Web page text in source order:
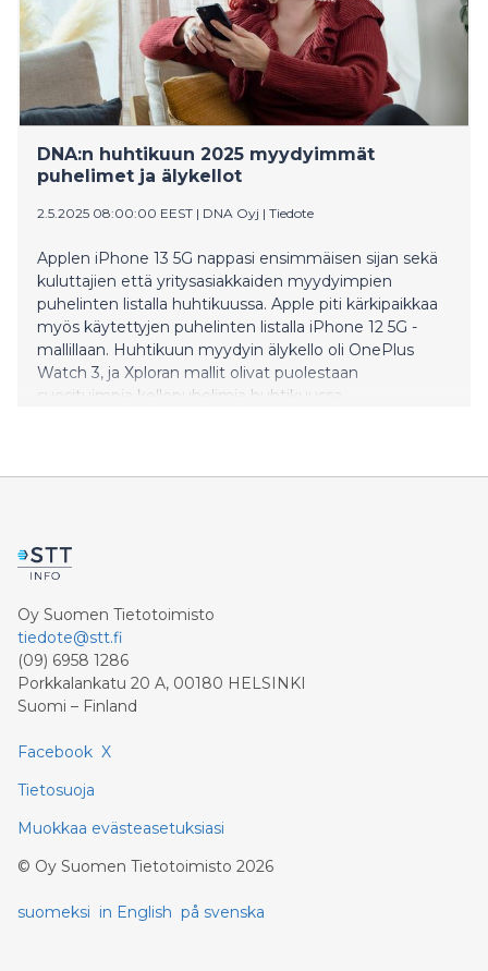
DNA:n huhtikuun 2025 myydyimmät
puhelimet ja älykellot
2.5.2025 08:00:00 EEST | DNA Oyj | Tiedote
Applen iPhone 13 5G nappasi ensimmäisen sijan sekä
kuluttajien että yritysasiakkaiden myydyimpien
puhelinten listalla huhtikuussa. Apple piti kärkipaikkaa
myös käytettyjen puhelinten listalla iPhone 12 5G -
mallillaan. Huhtikuun myydyin älykello oli OnePlus
Watch 3, ja Xploran mallit olivat puolestaan
suosituimpia kellopuhelimia huhtikuussa.
Oy Suomen Tietotoimisto
tiedote@stt.fi
(09) 6958 1286
Porkkalankatu 20 A, 00180 HELSINKI
Suomi – Finland
Facebook X
Tietosuoja
Muokkaa evästeasetuksiasi
© Oy Suomen Tietotoimisto 2026
suomeksi in English på svenska